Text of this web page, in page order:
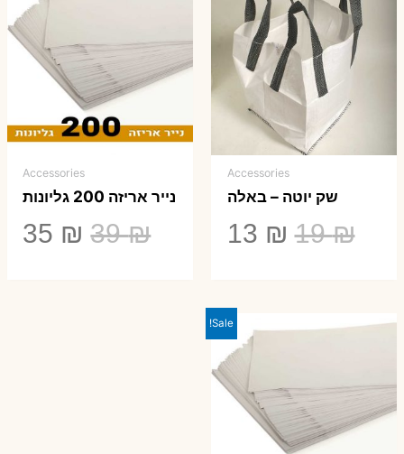
Accessories
שק יוטה – באלה
19₪
המחיר
19 ₪.
13 ₪
הוא:
13 ₪.
Accessories
נייר אריזה 200 גליונות
39₪
המחיר
35 ₪
Sale!